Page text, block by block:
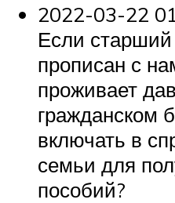
2022-03-22
Если
прописан с
проживает
гражданском
включать в
семьи для
пособий?